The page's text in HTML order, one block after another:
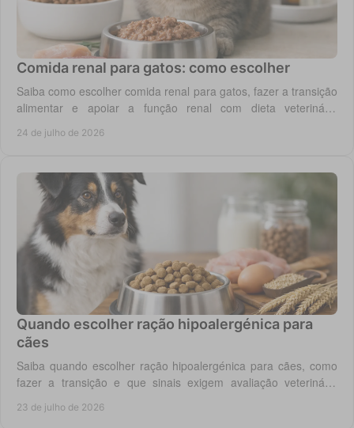
Comida renal para gatos: como escolher
Saiba como escolher comida renal para gatos, fazer a transição
alimentar e apoiar a função renal com dieta veterinária
24 de julho de 2026
Quando escolher ração hipoalergénica para
cães
Saiba quando escolher ração hipoalergénica para cães, como
fazer a transição e que sinais exigem avaliação veterinária
23 de julho de 2026